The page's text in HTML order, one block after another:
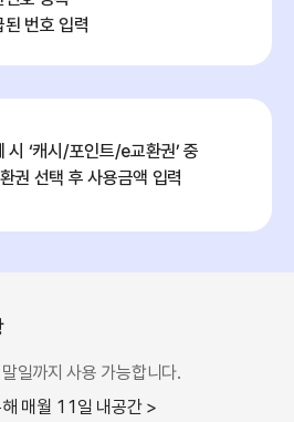
된 번호 입력
시 ‘캐시/포인트/e교환권’ 중
권 선택 후 사용금액 입력
일까지 사용 가능합니다.
매월 11일 내공간 >